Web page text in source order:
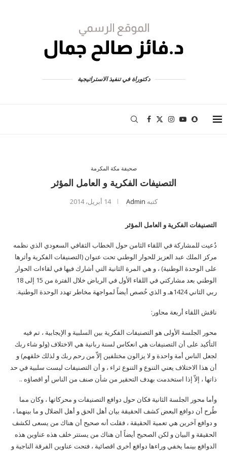
دكتوراة في تنفيذ الاستراتيجية
صحيفة مكة المكرمة
التصنيفات الفكرية و العامل المؤثر
كتبه Admin 14 أبريل، 2014
التصنيفات الفكرية و العامل المؤثر
دُعيت للمشاركة في اللقاء الثامن حول الخطاب الثقافي السعودي الذي نظمه
مركز الملك عبد العزيز للحوار الوطني تحت عنوان (التصنيفات الفكرية وأثرها
على الوحدة الوطنية) ، و هي المرة الثانية التي أشارك فيها في لقاءات الحوار
الوطني بعد مشاركتي في اللقاء الأول في الرياض خلال الفترة من 15 إلى 18
ربي الثاني 1424هـ و الذي خُصص أيضاً لمواجهة مخاطر تهدد الوحدة الوطنية.
ناقش اللقاء أربعة محاور:
محور الجلسة الأولى هو التصنيفات الفكرية بين السلبية و الإيجابية ، تم فيه
التأكيد على أن التصنيفات هي انعكاس لسنة ربانية هي الاختلاف (ولو شاء ربك
لجعل الناس أمة واحدة و لا يزالون مختلفين إلاّ من رحم ربك و لذلك خلقهم) و
أن هذا الاختلاف يعني التنوع و التنوع ثراء ، و أن التصنيفات ليست سلبية في حد
ذاتها ، إلاّ إذا استخدمت بهدف التحقير من شأن صنف من الناس أو اقصاؤه ..
وأما محور الجلسة الثانية فكان حول دوافع التصنيفات و محركاتها ، وكان مما
طُرح أن دوافع البعض كشف الحقيقة بيان أهل الحق و أهل الضلال و ما بينهما ،
و دوافع آخرين هي تعمية الحقيقة ، فقلت أنه صحيح أن هناك من يسعى لكشف
الحقيقة و البيان و لكن الصحيح أيضاً أن هناك من يستتر خلف هذه عناوين هذه
الدوافع بينما يخفي وراءها دوافع أخرى اقصائية ، فتحت عناوين الفرقة الناجية و